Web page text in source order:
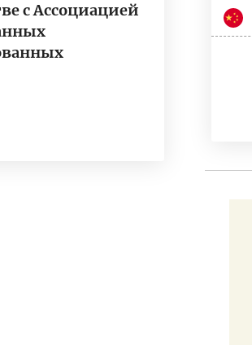
с Ассоциацией